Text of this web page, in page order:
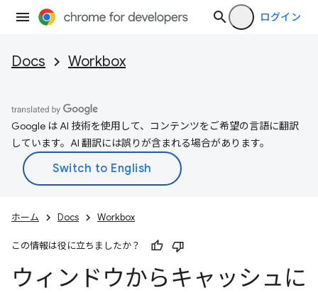
ログイン
Docs Workbox
Google は AI 技術を使用して、コンテンツをご希望の言語に翻訳
しています。AI 翻訳には誤りが含まれる場合があります。
ホーム Docs Workbox
この情報は役に立ちましたか？
ウィンドウからキャッシュに